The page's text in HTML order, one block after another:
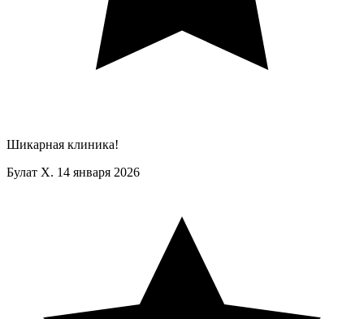
Шикарная клиника!
Булат Х. 14 января 2026